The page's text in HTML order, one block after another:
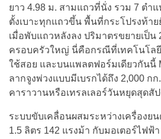
ยาว 4.98 ม. สามแถวที่นั่ง รวม 7 ตำ
ตั้งเบาะทุกแถวขึ้น พื้นที่กระโปรงท้าย
เมื่อพับแถวหลังลง ปริมาตรขยายเป็น
ครอบครัวใหญ่ นี่คือกรณีที่เทคโนโล
ใช้สอย และบนแพลตฟอร์มเดียวกันนี้
ลากจูงพ่วงแบบมีเบรกได้ถึง 2,000 ก
คาราวานหรือเทรลเลอร์วันหยุดสุดสั
ระบบขับเคลื่อนผสมระหว่างเครื่องย
1.5 ลิตร 142 แรงม้า กับมอเตอร์ไฟฟ้